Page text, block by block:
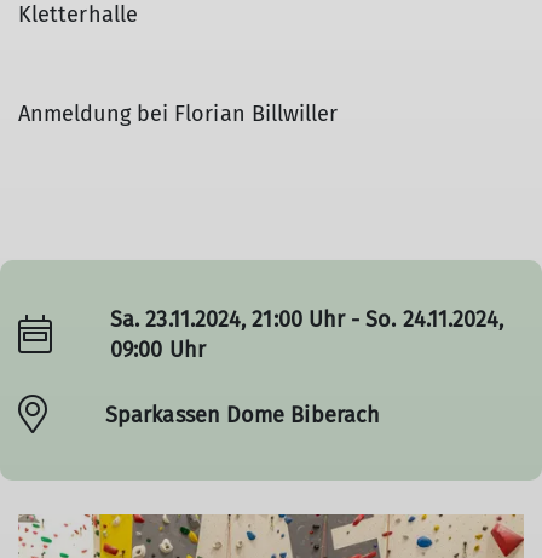
Kletterhalle
Anmeldung bei Florian Billwiller
Sa. 23.11.2024, 21:00 Uhr - So. 24.11.2024,
09:00 Uhr
Sparkassen Dome Biberach